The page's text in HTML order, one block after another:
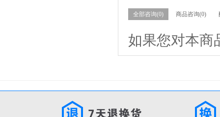
全部咨询(0) 商品咨询(0)
如果您对本商